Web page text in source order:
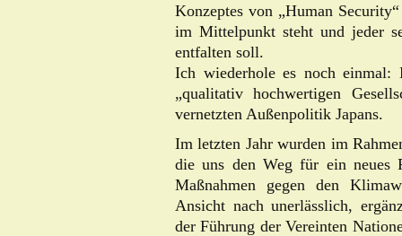
Konzeptes von „Human
im Mittelpunkt steht und jeder
entfalten soll.
Ich wiederhole es noch einmal:
„qualitativ hochwertigen
vernetzten Außenpolitik Japans.
Im letzten Jahr wurden im
die uns den Weg für ein neues
Maßnahmen gegen den
Ansicht nach unerlässlich,
der Führung der Vereinten